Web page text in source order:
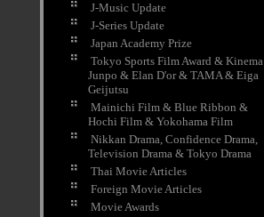
J-Music Update
J-Series Update
Japan Academy Prize
Tokyo Sports Film Award & Kinema
Junpo & Elan D'or & TAMA & Eiga
Geijutsu
Mainichi Film & Blue Ribbon &
Hochi Film & Yokohama Film
Nikkan Drama, Confidence Drama,
Television Drama & Tokyo Drama
Thai Movie Articles
Foreign Movie Articles
Movie Awards